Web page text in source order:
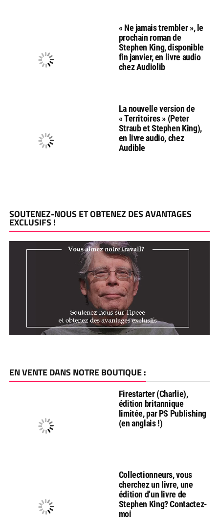
« Ne jamais trembler », le
prochain roman de
Stephen King, disponible
fin janvier, en livre audio
chez Audiolib
La nouvelle version de
« Territoires » (Peter
Straub et Stephen King),
en livre audio, chez
Audible
SOUTENEZ-NOUS ET OBTENEZ DES AVANTAGES
EXCLUSIFS !
EN VENTE DANS NOTRE BOUTIQUE :
Firestarter (Charlie),
édition britannique
limitée, par PS Publishing
(en anglais !)
Collectionneurs, vous
cherchez un livre, une
édition d’un livre de
Stephen King? Contactez-
moi